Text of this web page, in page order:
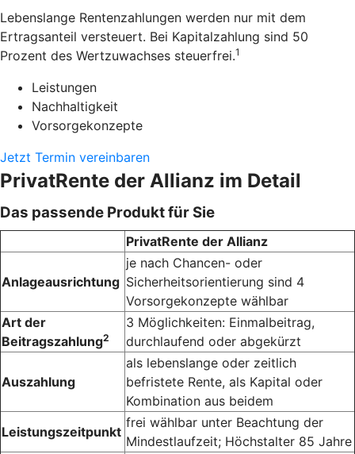
Lebens­lange Renten­zahlungen werden nur mit dem
Ertrags­anteil versteuert. Bei Kapital­zahlung sind 50
Prozent des Wert­zuwachses steuerfrei.1
Leistungen
Nachhaltigkeit
Vorsorgekonzepte
Jetzt Termin vereinbaren
PrivatRente der Allianz im Detail
Das passende Produkt für Sie
PrivatRente der Allianz
Anlageausrichtung
je nach Chancen- oder
Sicherheitsorientierung sind 4
Vorsorge­konzepte wählbar
Art der
Beitragszahlung2
3 Möglichkeiten: Einmalbeitrag,
durchlaufend oder abgekürzt
Auszahlung
als lebenslange oder zeitlich
befristete Rente, als Kapital oder
Kombination aus beidem
Leistungszeitpunkt
frei wählbar unter Beachtung der
Mindest­laufzeit; Höchst­alter 85 Jahre